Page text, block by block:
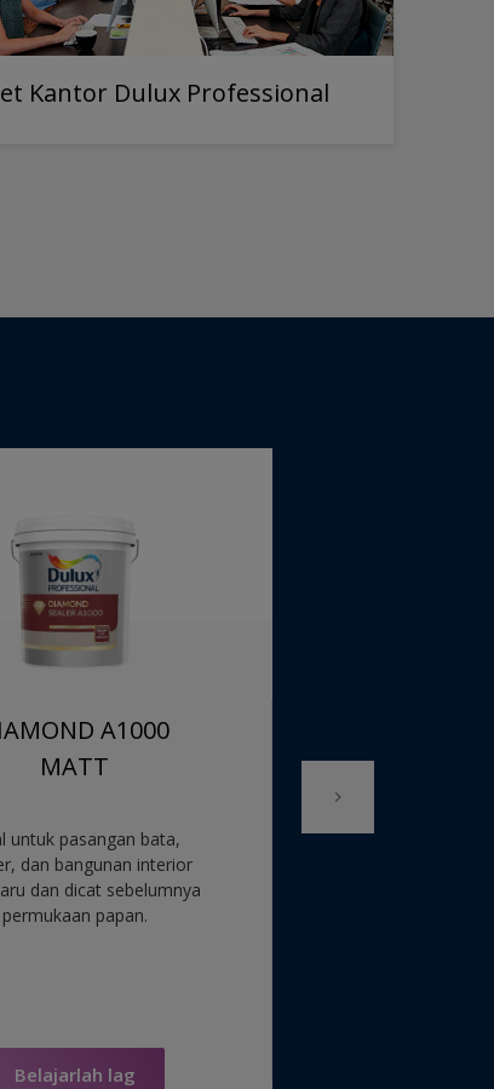
Kantor Dulux Professional
A1000
MATT
untuk pasangan bata,
dan bangunan interior
dan dicat sebelumnya
permukaan papan.
Belajarlah lag
Ideal untuk